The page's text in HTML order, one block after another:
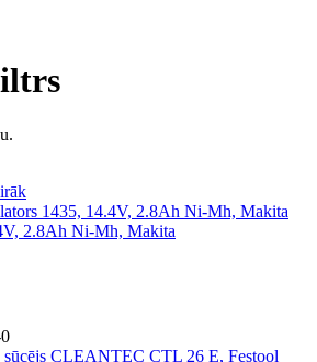
2.8Ah Ni-Mh, Makita